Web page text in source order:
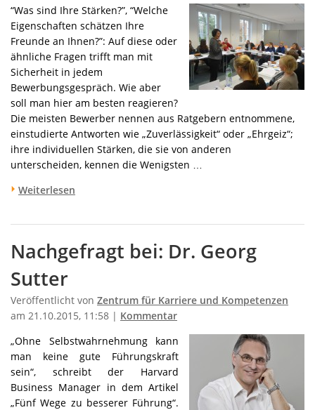
“Was sind Ihre Stärken?”, “Welche
Eigenschaften schätzen Ihre
Freunde an Ihnen?”: Auf diese oder
ähnliche Fragen trifft man mit
Sicherheit in jedem
Bewerbungsgespräch. Wie aber
soll man hier am besten reagieren?
Die meisten Bewerber nennen aus Ratgebern entnommene,
einstudierte Antworten wie „Zuverlässigkeit“ oder „Ehrgeiz“;
ihre individuellen Stärken, die sie von anderen
unterscheiden, kennen die Wenigsten …
Weiterlesen
Nachgefragt bei: Dr. Georg
Sutter
Veröffentlicht von Zentrum für Karriere und Kompetenzen
am 21.10.2015, 11:58 | Kommentar
„Ohne Selbstwahrnehmung kann
man keine gute Führungskraft
sein“, schreibt der Harvard
Business Manager in dem Artikel
„Fünf Wege zu besserer Führung“.